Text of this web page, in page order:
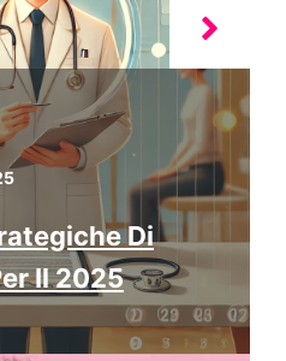
Di
Il 2025